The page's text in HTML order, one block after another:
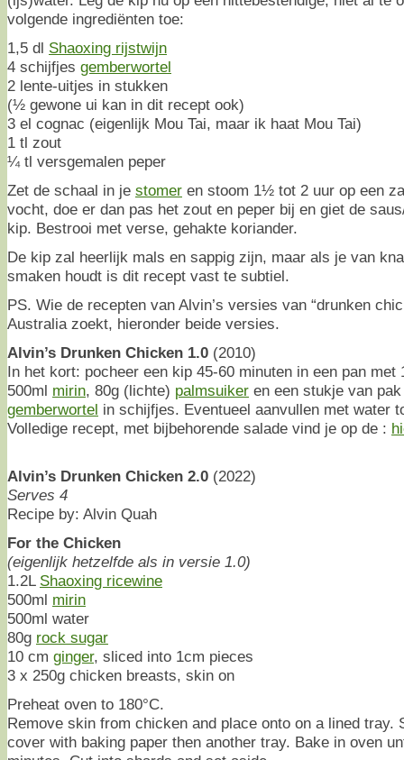
volgende ingrediënten toe:
1,5 dl Shaoxing rijstwijn
4 schijfjes gemberwortel
2 lente-uitjes in stukken
(½ gewone ui kan in dit recept ook)
3 el cognac (eigenlijk Mou Tai, maar ik haat Mou Tai)
1 tl zout
¼ tl versgemalen peper
Zet de schaal in je stomer en stoom 1½ tot 2 uur op een
vocht, doe er dan pas het zout en peper bij en giet de
kip. Bestrooi met verse, gehakte koriander.
De kip zal heerlijk mals en sappig zijn, maar als je van
smaken houdt is dit recept vast te subtiel.
PS. Wie de recepten van Alvin’s versies van “drunken
Australia zoekt, hieronder beide versies.
Alvin’s Drunken Chicken 1.0 (2010)
In het kort: pocheer een kip 45-60 minuten in een pan
500ml mirin, 80g (lichte) palmsuiker en een stukje van
gemberwortel in schijfjes. Eventueel aanvullen met water
Volledige recept, met bijbehorende salade vind je op de :
Alvin’s Drunken Chicken 2.0 (2022)
Serves 4
Recipe by: Alvin Quah
For the Chicken
(eigenlijk hetzelfde als in versie 1.0)
1.2L Shaoxing ricewine
500ml mirin
500ml water
80g rock sugar
10 cm ginger, sliced into 1cm pieces
3 x 250g chicken breasts, skin on
Preheat oven to 180°C.
Remove skin from chicken and place onto on a lined tray.
cover with baking paper then another tray. Bake in oven